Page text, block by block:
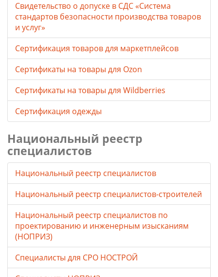
Свидетельство о допуске в СДС «Система
стандартов безопасности производства товаров
и услуг»
Сертификация товаров для маркетплейсов
Cертификаты на товары для Ozon
Cертификаты на товары для Wildberries
Сертификация одежды
Национальный реестр
специалистов
Национальный реестр специалистов
Национальный реестр специалистов-строителей
Национальный реестр специалистов по
проектированию и инженерным изысканиям
(НОПРИЗ)
Специалисты для СРО НОСТРОЙ